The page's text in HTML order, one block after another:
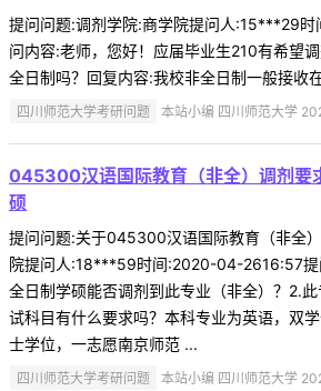
提问问题:调剂学院:商学院提问人:15***29
问内容:老师，您好！应届毕业生210有希望
全日制吗？回复内容:我校非全日制一般接收
四川师范大学考研问题 本站小编 四川师范大学
045300汉语国际教育（非全）调剂要
硕
提问问题:关于045300汉语国际教育（非全
院提问人:18***59时间:2020-04-2616:57提
全日制学硕能否调剂到此专业（非全）？2.
试科目有什么要求吗？本科专业为英语，双
士学位，一志愿南京师范 ...
四川师范大学考研问题 本站小编 四川师范大学